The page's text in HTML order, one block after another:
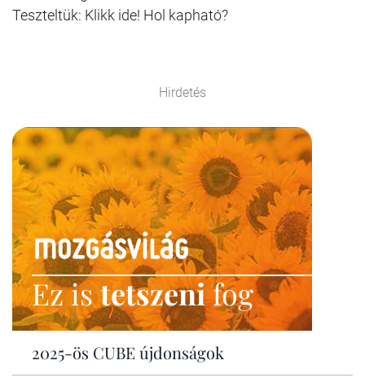
Teszteltük: Klikk ide! Hol kapható?
Hirdetés
Ez istetszenifog
2025-ös CUBE újdonságok